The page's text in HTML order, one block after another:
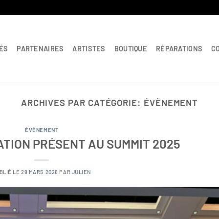
PARTENAIRES ARTISTES BOUTIQUE RÉPARATIONS
ARCHIVES PAR CATÉGORIE: ÉVÈNEMENT
ÉVÈNEMENT
PRÉSENT AU SUMMIT 2025
LE29 MARS 2026 PAR JULIEN